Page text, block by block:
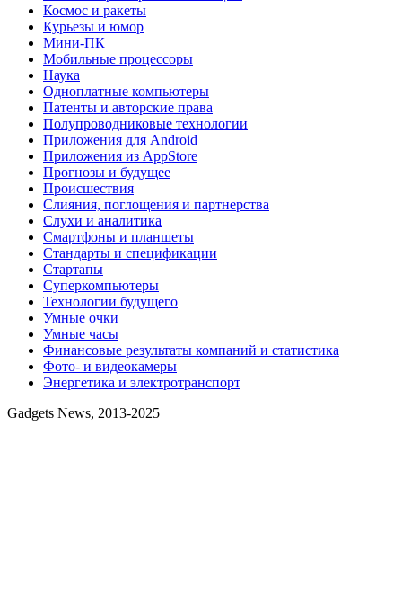
Космос и ракеты
Курьезы и юмор
Мини-ПК
Мобильные процессоры
Наука
Одноплатные компьютеры
Патенты и авторские права
Полупроводниковые технологии
Приложения для Android
Приложения из AppStore
Прогнозы и будущее
Происшествия
Слияния, поглощения и партнерства
Слухи и аналитика
Смартфоны и планшеты
Стандарты и спецификации
Стартапы
Суперкомпьютеры
Технологии будущего
Умные очки
Умные часы
Финансовые результаты компаний и статистика
Фото- и видеокамеры
Энергетика и электротранспорт
Gadgets News, 2013-2025